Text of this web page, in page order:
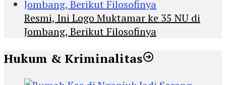
Resmi, Ini Logo Muktamar ke 35 NU di
Jombang, Berikut Filosofinya
Hukum & Kriminalitas